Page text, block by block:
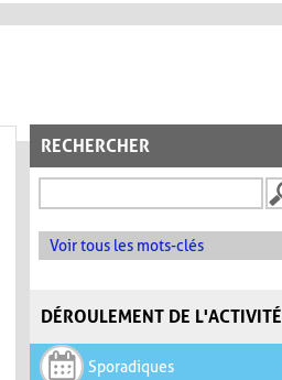
RECHERCHER
Voir tous les mots-clés
DÉROULEMENT DE L'ACTIVITÉ
Sporadiques